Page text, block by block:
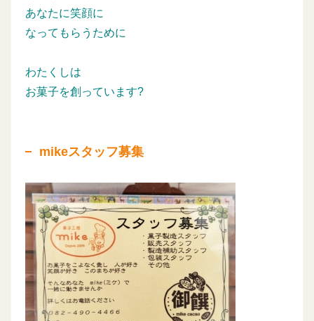
あなたに笑顔に
なってもらうために
わたくしは
お菓子を創っています?
mikeスタッフ募集